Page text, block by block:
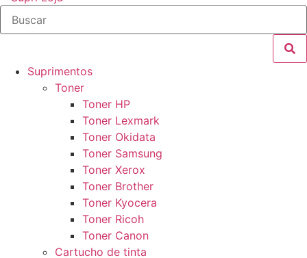
Suprimentos
Toner
Toner HP
Toner Lexmark
Toner Okidata
Toner Samsung
Toner Xerox
Toner Brother
Toner Kyocera
Toner Ricoh
Toner Canon
Cartucho de tinta